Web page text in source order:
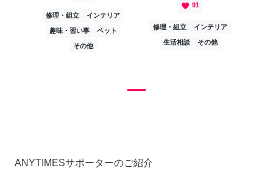
修理・組立 インテリア
趣味・習い事 ペット
その他
favorite 91
修理・組立 インテリア
生活相談 その他
ANYTIMESサポーターのご紹介